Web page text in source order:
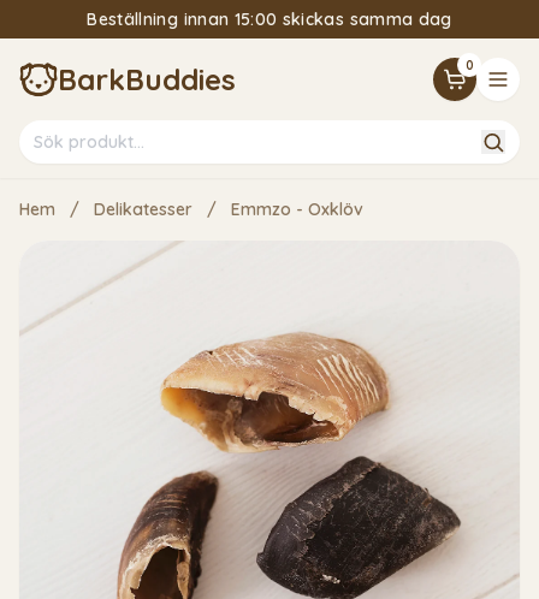
Beställning innan 15:00 skickas samma dag
BarkBuddies 0
Hem / Delikatesser / Emmzo - Oxklöv